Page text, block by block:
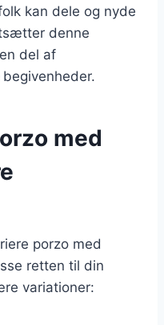
kan dele og nyde
denne
del af
med
porzo med
retten til din
variationer: